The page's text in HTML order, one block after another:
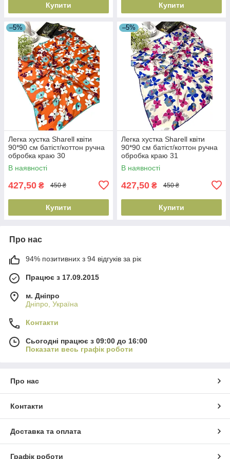
Купити Купити
–5%
Легка хустка Sharell квіти
90*90 см батіст/коттон ручна
обробка краю 30
В наявності
427,50 ₴ 450 ₴
Купити
–5%
Легка хустка Sharell квіти
90*90 см батіст/коттон ручна
обробка краю 31
В наявності
427,50 ₴ 450 ₴
Купити
Про нас
94% позитивних з 94 відгуків за рік
Працює з 17.09.2015
м. Дніпро
Дніпро, Україна
Контакти
Сьогодні працює з 09:00 до 16:00
Показати весь графік роботи
Про нас
Контакти
Доставка та оплата
Графік роботи